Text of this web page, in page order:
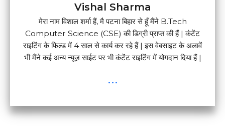
Vishal Sharma
मेरा नाम विशाल शर्मा हैं, मै पटना बिहार से हूँ मैंने B.Tech
Computer Science (CSE) की डिग्री प्राप्त की हैं | कंटेंट
राइटिंग के फिल्ड में 4 साल से कार्य कर रहे हैं | इस वेबसाइट के अलावें
भी मैंने कई अन्य न्यूज़ साईट पर भी कंटेंट राइटिंग में योगदान दिया हैं |
...